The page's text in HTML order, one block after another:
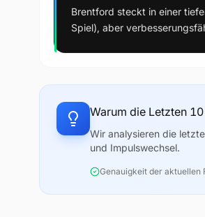
Brentford steckt in einer
Spiel), aber
Warum die Letzten
Wir analysieren die
und Impulswechsel.
Genauigkeit der aktuellen